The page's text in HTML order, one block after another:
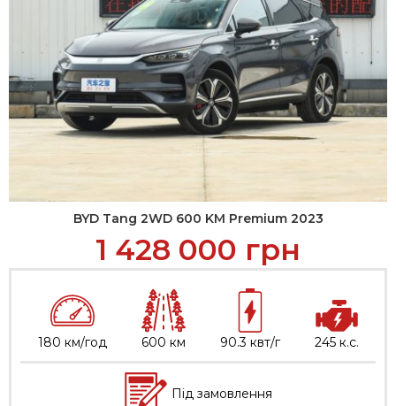
BYD Tang 2WD 600 KM Premium 2023
1 428 000 грн
180 км/год 600 км 90.3 квт/г 245 к.с.
Під замовлення